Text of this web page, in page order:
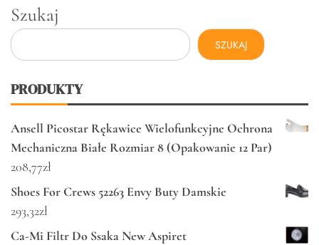
Szukaj
SZUKAJ
PRODUKTY
Ansell Picostar Rękawice Wielofunkcyjne Ochrona
Mechaniczna Białe Rozmiar 8 (Opakowanie 12 Par)
208,77zł
Shoes For Crews 52263 Envy Buty Damskie
293,32zł
Ca-Mi Filtr Do Ssaka New Aspiret